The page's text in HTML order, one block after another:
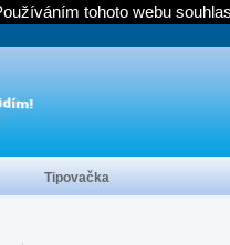
Tipovačka
tohoto webu